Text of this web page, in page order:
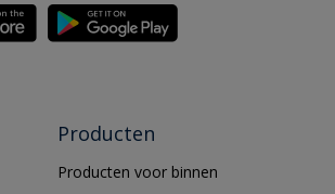
Producten
Producten voor binnen